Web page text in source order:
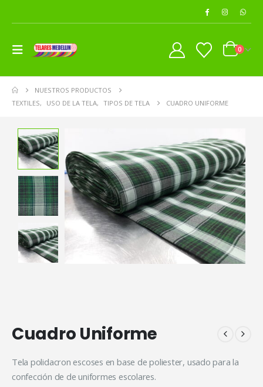
0
NUESTROS PRODUCTOS
TEXTILES, USO DE LA TELA, TIPOS DE TELA CUADRO UNIFORME
Cuadro Uniforme
Tela polidacron escoses en base de poliester, usado para la
confección de de uniformes escolares.